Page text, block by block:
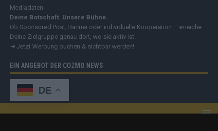
Mediadaten
Deine Botschaft. Unsere Bühne.
Ob Sponsored Post, Banner oder individuelle Kooperation – erreiche
Deine Zielgruppe genau dort, wo sie aktiv ist.
➔ Jetzt Werbung buchen & sichtbar werden!
EIN ANGEBOT DER COZMO NEWS
DE